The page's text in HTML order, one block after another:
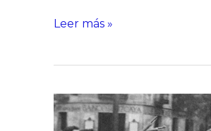
Leer más »
Entrevista
a